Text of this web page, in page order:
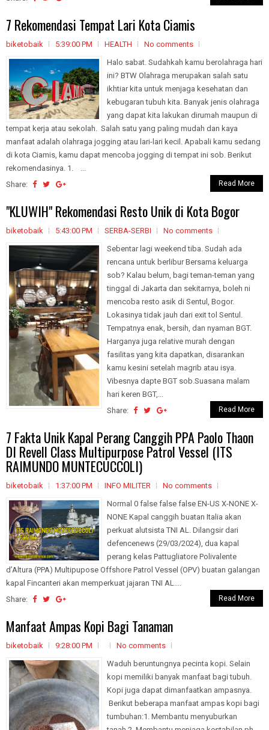
7 Rekomendasi Tempat Lari Kota Ciamis
biketobaik 5:39:00 PM HEALTH
No comments
Halo sabat. Sudahkah kamu berolahraga hari
ini? BTW Olahraga merupakan salah satu
ikhtiar kita untuk menjaga kesehatan dan
kebugaran tubuh kita. Banyak jenis olahraga
yang dapat kita lakukan dirumah maupun di
tempat kerja atau sekolah. Salah satu yang paling mudah dan kaya
manfaat adalah olahraga jogging atau lari-lari kecil. Apabali kamu sedang
di kota Ciamis, kamu dapat mencoba jogging di tempat ini sob. Berikut
rekomendasinya. 1. ...
Share:
Read More
"KLUWIH" Rekomendasi Resto Unik di Kota Bogor
biketobaik 5:43:00 PM SERBA-SERBI
No comments
Sebentar lagi weekend tiba. Sudah ada
rencana untuk berlibur Bersama keluarga
sob? Kalau belum, bagi teman-teman yang
tinggal di Jakarta dan sekitarnya, boleh ni
mencoba resto asik di Sentul, Bogor.
Lokasinya tidak jauh dari exit tol Sentul.
Tempatnya enak, bersih, dan nyaman BGT.
Harganya juga relative murah dengan
fasilitas yang kita dapatkan, disarankan
kamu kesini setelah magrib atau isya.
Vibesnya dapte BGT sob.Suasana malam
hari keren BGT,...
Share:
Read More
7 Fakta Unik Kapal Perang Canggih PPA Paolo Thaon
DI Revell Class Multipurpose Patrol Vessel (ITS
RAIMUNDO MUNTECUCCOLI)
biketobaik 1:37:00 PM INFO MILITER
No comments
Normal 0 false false false EN-US X-NONE X-
NONE Kapal canggih buatan Italia akan
perkuat alutsista TNI AL. Dilangsir dari
defencenews (29/03/2024), dua kapal
perang kelas Pattugliatore Polivalente
d’Altura (PPA) Multipupose Offshore Patrol Vessel (OPV) buatan galangan
kapal Fincanteri akan memperkuat jajaran TNI AL....
Share:
Read More
Manfaat Ampas Kopi Bagi Tanaman
biketobaik 9:28:00 PM
No comments
Waduh beruntungnya pecinta kopi. Selain
kopi memiliki banyak manfaat bagi tubuh.
Kopi juga dapat dimanfaatkan ampasnya.
Berikut beberapa manfaat ampas kopi bagi
tumbuhan:1. Membantu menyuburkan